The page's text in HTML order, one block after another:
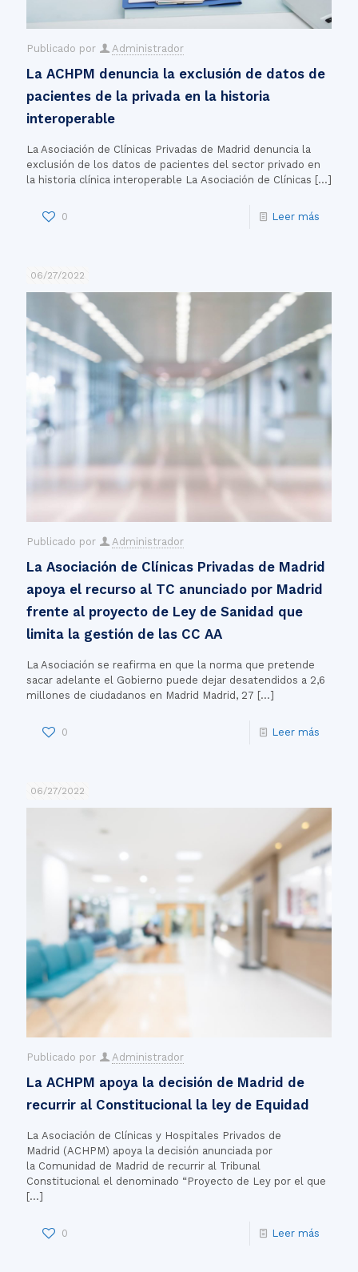
Publicado por Administrador
La ACHPM denuncia la exclusión de datos de
pacientes de la privada en la historia
interoperable
La Asociación de Clínicas Privadas de Madrid denuncia la
exclusión de los datos de pacientes del sector privado en
la historia clínica interoperable La Asociación de Clínicas […]
0 Leer más
06/27/2022
Publicado por Administrador
La Asociación de Clínicas Privadas de Madrid
apoya el recurso al TC anunciado por Madrid
frente al proyecto de Ley de Sanidad que
limita la gestión de las CC AA
La Asociación se reafirma en que la norma que pretende
sacar adelante el Gobierno puede dejar desatendidos a 2,6
millones de ciudadanos en Madrid Madrid, 27 […]
0 Leer más
06/27/2022
Publicado por Administrador
La ACHPM apoya la decisión de Madrid de
recurrir al Constitucional la ley de Equidad
La Asociación de Clínicas y Hospitales Privados de
Madrid (ACHPM) apoya la decisión anunciada por
la Comunidad de Madrid de recurrir al Tribunal
Constitucional el denominado “Proyecto de Ley por el que
[…]
0 Leer más